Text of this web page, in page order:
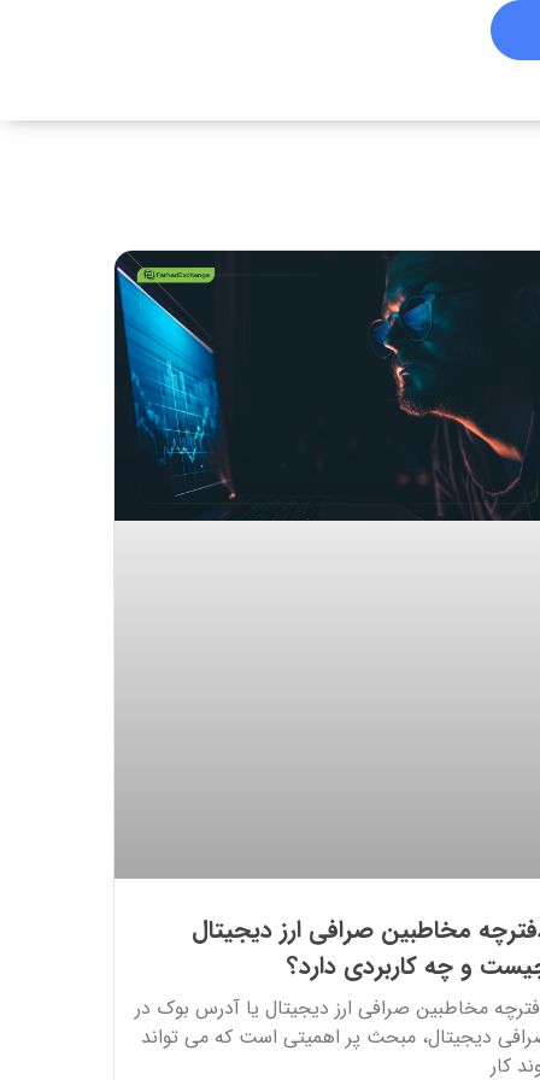
مخاطبین صرافی ارز دیجیتال
و چه کاربردی دارد؟
مخاطبین صرافی ارز دیجیتال یا آدرس بوک در
دیجیتال، مبحث پر اهمیتی است که می تواند
کار